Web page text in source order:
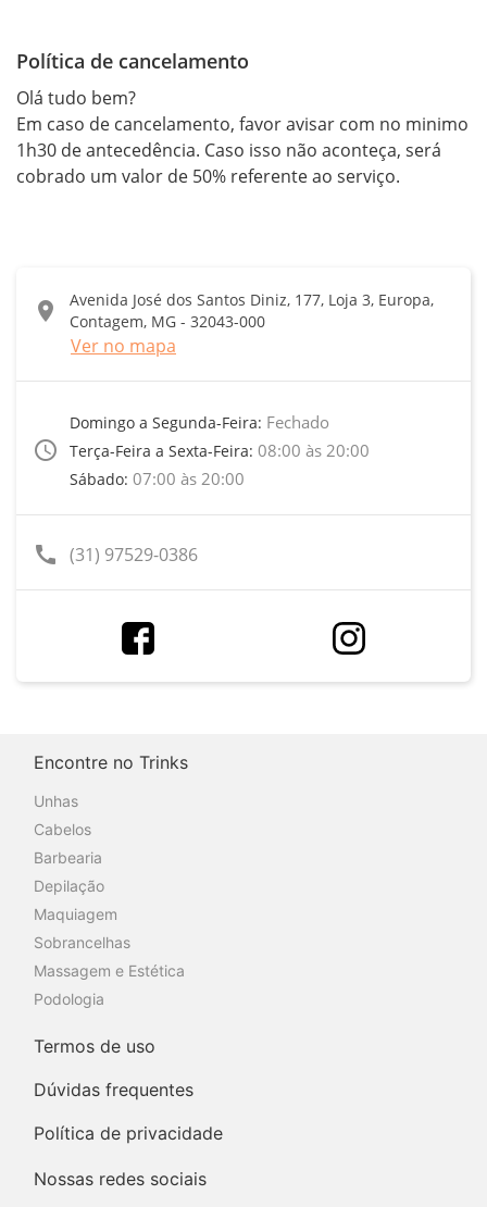
Política de cancelamento
Olá tudo bem?
Em caso de cancelamento, favor avisar com no minimo
1h30 de antecedência. Caso isso não aconteça, será
location_on
Avenida José dos Santos Diniz, 177, Loja 3, Europa,
Contagem, MG - 32043-000
Ver no mapa
access_time
Domingo a Segunda-Feira: Fechado
Terça-Feira a Sexta-Feira: 08:00 às 20:00
Sábado: 07:00 às 20:00
call (31) 97529-0386
Encontre no Trinks
Unhas
Cabelos
Barbearia
Depilação
Maquiagem
Sobrancelhas
Massagem e Estética
Podologia
Termos de uso
Dúvidas frequentes
Política de privacidade
Nossas redes sociais